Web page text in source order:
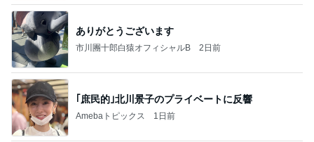
ありがとうございます
市川團十郎白猿オフィシャルB 2日前
｢庶民的｣北川景子のプライベートに反響
Amebaトピックス 1日前